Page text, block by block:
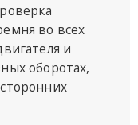
во всех
и
оборотах,